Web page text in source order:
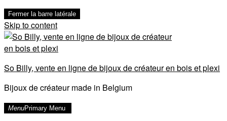
Fermer la barre latérale
Skip to content
So Billy, vente en ligne de bijoux de créateur en bois et plexi
Bijoux de créateur made in Belgium
MenuPrimary Menu